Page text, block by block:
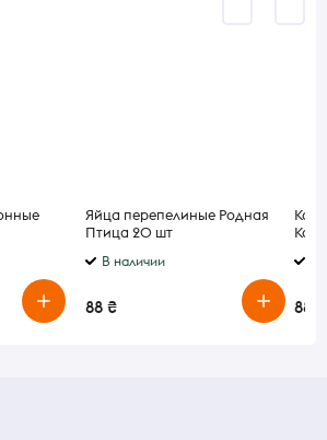
Яйца перепелиные Родная
Птица 20 шт
В наличии
88 ₴ 88 ₴